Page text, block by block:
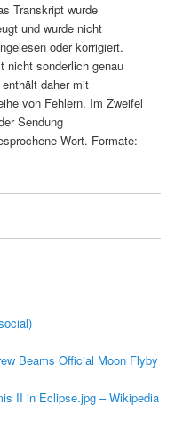
Transkript wurde
und wurde nicht
oder korrigiert.
nicht sonderlich genau
daher mit
von Fehlern. Im Zweifel
Sendung
Wort. Formate:
Beams Official Moon Flyby
II in Eclipse.jpg – Wikipedia